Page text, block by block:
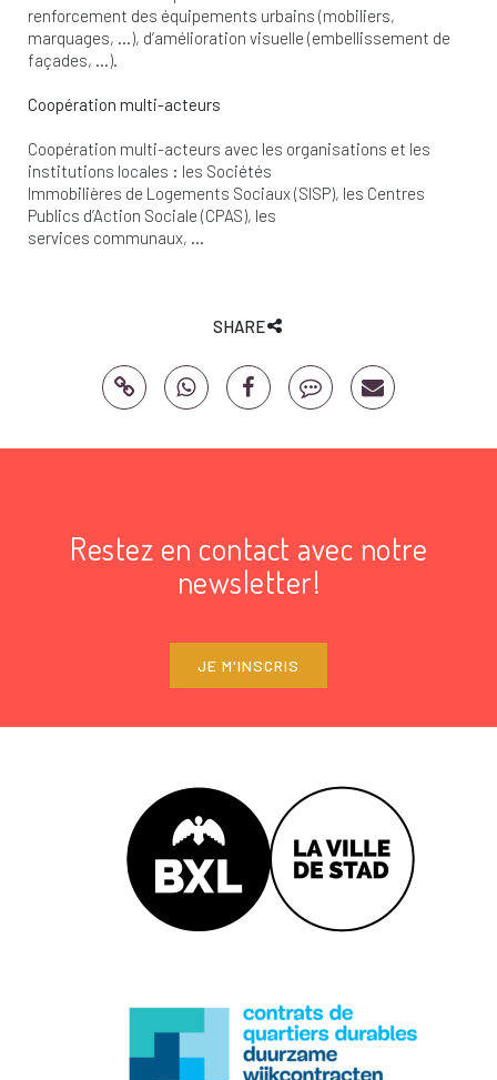
renforcement des équipements urbains (mobiliers,
marquages, …), d’amélioration visuelle (embellissement de
façades, …).
Coopération multi-acteurs
Coopération multi-acteurs avec les organisations et les
institutions locales : les Sociétés
Immobilières de Logements Sociaux (SISP), les Centres
Publics d’Action Sociale (CPAS), les
services communaux, …
SHARE
Restez en contact avec notre
newsletter!
JE M'INSCRIS